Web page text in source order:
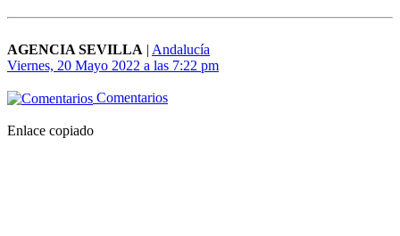
AGENCIA SEVILLA | Andalucía
Viernes, 20 Mayo 2022 a las 7:22 pm
Comentarios
Enlace copiado